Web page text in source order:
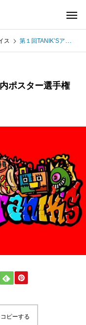
ス 第１回TANIK’Sアメリカンな店内ポスター選手権(締め切りました)
ポスター選手権
ピーする